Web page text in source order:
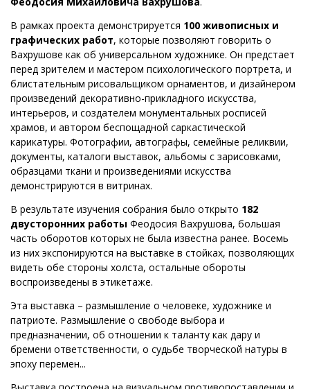
В рамках проекта демонстрируется 100 живописных и
графических работ, которые позволяют говорить о
Вахрушове как об универсальном художнике. Он предстает
перед зрителем и мастером психологического портрета, и
блистательным рисовальщиком орнаментов, и дизайнером
произведений декоративно-прикладного искусства,
интерьеров, и создателем монументальных росписей
храмов, и автором беспощадной саркастической
карикатуры. Фотографии, автографы, семейные реликвии,
документы, каталоги выставок, альбомы с зарисовками,
образцами ткани и произведениями искусства
демонстрируются в витринах.
В результате изучения собрания было открыто 182
двусторонних работы Феодосия Вахрушова, большая
часть оборотов которых не была известна ранее. Восемь
из них экспонируются на выставке в стойках, позволяющих
видеть обе стороны холста, остальные обороты
воспроизведены в этикетаже.
Эта выставка – размышление о человеке, художнике и
патриоте. Размышление о свободе выбора и
предназначении, об отношении к таланту как дару и
бремени ответственности, о судьбе творческой натуры в
эпоху перемен...